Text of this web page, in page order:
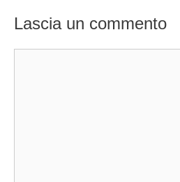
Lascia un commento